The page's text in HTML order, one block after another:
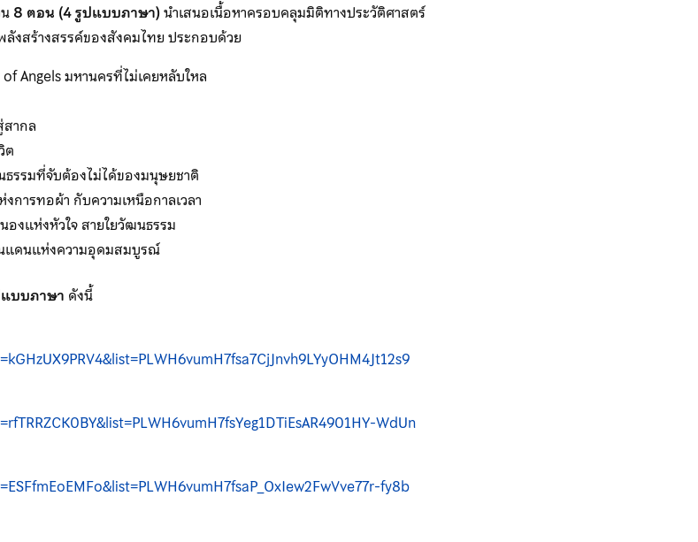
8 ตอน (4รูปแบบภาษา)นำเสนอเนื้อหาครอบคลุมมิติทางประวัติศาสตร์
งสร้างสรรค์ของสังคมไทย ประกอบด้วย
Angels มหานครที่ไม่เคยหลับใหล
สากล
ต
รมที่จับต้องไม่ได้ของมนุษยชาติ
ารทอผ้า กับความเหนือกาลเวลา
งแห่งหัวใจ สายใยวัฒนธรรม
ดนแห่งความอุดมสมบูรณ์
บบภาษา ดังนี้
WdUn
fy8b